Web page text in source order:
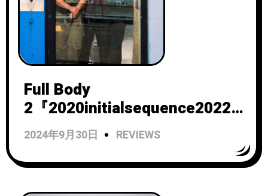
Full Body
2『2020initialsequence2022
』
2024年9月30日 REVIEWS